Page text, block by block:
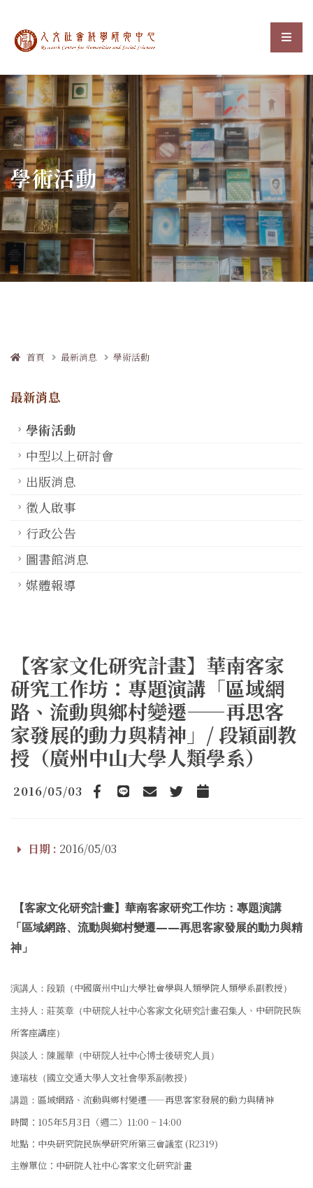
中央研究院人文社會科選
:::
學術活動
首頁 最新消息 學術活動
最新消息
學術活動
中型以上研討會
出版消息
徵人啟事
行政公告
圖書館消息
媒體報導
【客家文化研究計畫】華南客家
研究工作坊：專題演講「區域網
路、流動與鄉村變遷——再思客
家發展的動力與精神」/ 段穎副教
授（廣州中山大學人類學系）
2016/05/03
Facebook
line emailTwitterAdd to Calendar
日期 : 2016/05/03
【客家文化研究計畫】華南客家研究工作坊：專題演講
「區域網路、流動與鄉村變遷——再思客家發展的動力與精
神 」
演講人：段穎（中國廣州中山大學社會學與人類學院人類學系副教授）
主持人：莊英章（中研院人社中心客家文化研究計畫召集人 、中研院民族
所客座講座）
與談人：陳麗華（中研院人社中心博士後研究人員 ）
連瑞枝 （國立交通大學人文社會學系副教授）
講題 ： 區域網路、流動與鄉村變遷——再思客家發展的動力與精神
時間：105年5月3日（週二）11:00 ~ 14:00
地點：中央研究院民族學研究所第三會議室 (R2319)
主辦單位：中研院人社中心客家文化研究計畫